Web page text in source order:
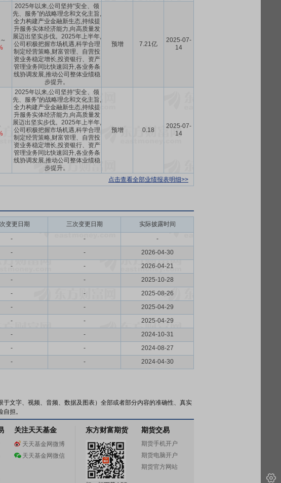
～
2025年以来,公司坚持“安全、领
先、服务”的战略理念和文化主旨,
全力构建产业金融新生态,持续提
升服务实体经济能力,向高质量发
展迈出坚实步伐。2025年上半年,
公司积极把握市场机遇,科学合理
制定经营策略,财富管理、自营投
资业务稳定增长,投资银行、资产
管理业务同比快速回升,各业务条
线协调发展,推动公司整体业绩稳
步提升。
预增 7.21亿
2025-07-
14
2025年以来,公司坚持“安全、领
先、服务”的战略理念和文化主旨,
全力构建产业金融新生态,持续提
升服务实体经济能力,向高质量发
展迈出坚实步伐。2025年上半年,
公司积极把握市场机遇,科学合理
制定经营策略,财富管理、自营投
资业务稳定增长,投资银行、资产
管理业务同比快速回升,各业务条
线协调发展,推动公司整体业绩稳
步提升。
预增 0.18
2025-07-
14
点击查看全部业绩报表明细>>
变更日期 三次变更日期 实际披露时间
- -
-
- -
2026-04-30
- -
2026-04-21
- -
2025-10-28
- -
2025-08-26
- -
2025-04-29
- -
2025-04-29
- -
2024-10-31
- -
2024-08-27
- - 2024-04-30
文字、视频、音频、数据及图表）全部或者部分内容的准确性、真实
担。
关注天天基金
天天基金网微博
天天基金网微信
东方财富期货 期货交易
期货手机开户
期货电脑开户
期货官方网站